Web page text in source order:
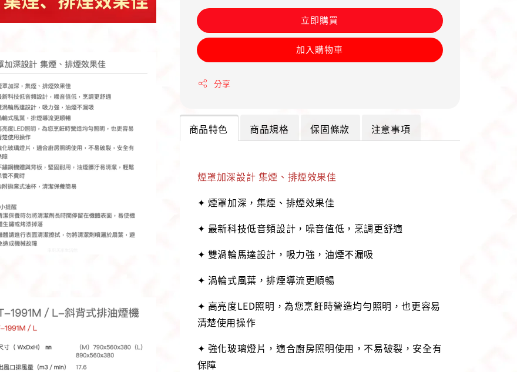
立即購買
加入購物車
分享
商品特色 商品規格 保固條款 注意事項
煙罩加深設計 集煙、排煙效果佳
✦ 煙罩加深，集煙、排煙效果佳
✦ 最新科技低音頻設計，噪音值低，烹調更舒適
✦ 雙渦輪馬達設計，吸力強，油煙不漏吸
✦ 渦輪式風葉，排煙導流更順暢
✦ 高亮度LED照明，為您烹飪時營造均勻照明，也更容易
清楚使用操作
✦ 強化玻璃燈片，適合廚房照明使用，不易破裂，安全有
保障